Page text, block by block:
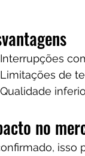
Interrupções
Limitações de
Qualidade
no
isso